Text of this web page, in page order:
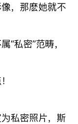
，那麽她就不
“私密”范畴，
私密照片，斯